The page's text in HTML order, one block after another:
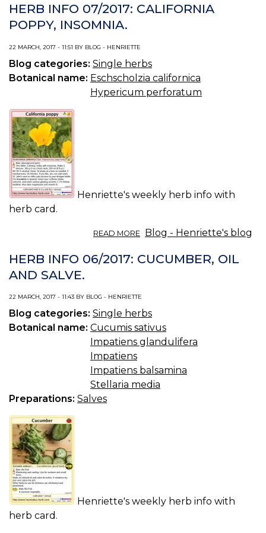
INFO
08/2017:
HERB INFO 07/2017: CALIFORNIA
POPPY, INSOMNIA.
22 MARCH, 2017 - 11:51 BY BLOG - HENRIETTE
Blog categories: Single herbs
Botanical name: Eschscholzia californica
Hypericum perforatum
Henriette's weekly herb info with
herb card.
READ MORE ABOUT
INFO
07/2017:
INSOMNIA.
Blog - Henriette's blog
HERB INFO 06/2017: CUCUMBER, OIL
AND SALVE.
22 MARCH, 2017 - 11:43 BY BLOG - HENRIETTE
Blog categories: Single herbs
Botanical name: Cucumis sativus
Impatiens glandulifera
Impatiens
Impatiens balsamina
Stellaria media
Preparations: Salves
Henriette's weekly herb info with
herb card.